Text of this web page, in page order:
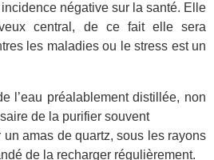
négative sur la santé. Elle
central, de ce fait elle sera
les maladies ou le stress est un
l’eau préalablement distillée, non
de la purifier souvent
un amas de quartz, sous les rayons
de la recharger régulièrement.